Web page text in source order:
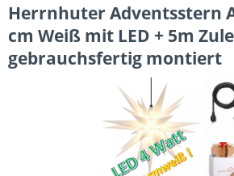
Herrnhuter Adventsstern
cm Weiß mit LED + 5m
gebrauchsfertig montiert